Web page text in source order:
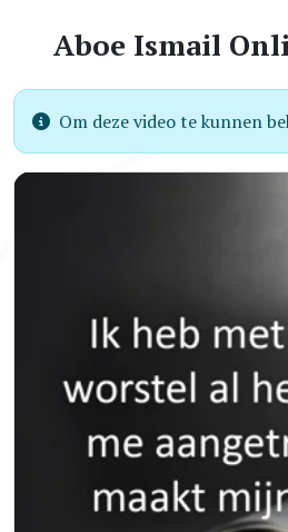
Aboe Ismail
Om deze video te kunnen